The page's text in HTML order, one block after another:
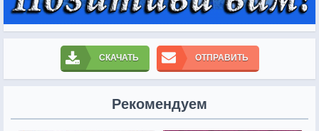
СКАЧАТЬ ОТПРАВИТЬ
Рекомендуем